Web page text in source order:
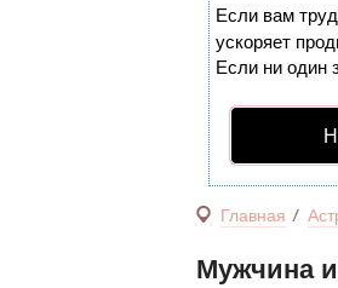
Если вам
ускоряет
Если ни один
Главная
Мужчина